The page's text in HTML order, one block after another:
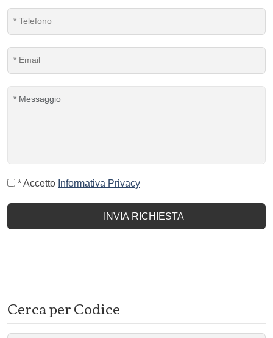
* Accetto Informativa Privacy
INVIA RICHIESTA
Cerca per Codice